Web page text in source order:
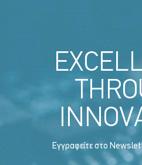
Εγγραφείτε στο